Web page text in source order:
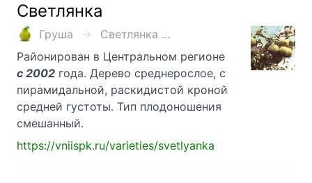
Светлянка
Груша
Светлянка ...
Районирован в Центральном регионе
с 2002 года. Дерево среднерослое, с
пирамидальной, раскидистой кроной
средней густоты. Тип плодоношения
смешанный.
https://vniispk.ru/varieties/svetlyanka